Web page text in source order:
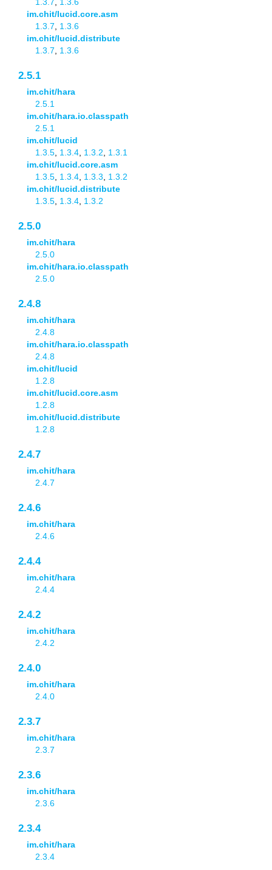
im.chit/lucid.core.asm
1.3.7
1.3.6
im.chit/lucid.distribute
1.3.7
1.3.6
2.5.1
im.chit/hara
2.5.1
im.chit/hara.io.classpath
2.5.1
im.chit/lucid
1.3.5 1.3.4 1.3.2
1.3.1
im.chit/lucid.core.asm
1.3.5 1.3.4 1.3.3
1.3.2
im.chit/lucid.distribute
1.3.5 1.3.4 1.3.2
2.5.0
im.chit/hara
2.5.0
im.chit/hara.io.classpath
2.5.0
2.4.8
im.chit/hara
2.4.8
im.chit/hara.io.classpath
2.4.8
im.chit/lucid
1.2.8
im.chit/lucid.core.asm
1.2.8
im.chit/lucid.distribute
1.2.8
2.4.7
im.chit/hara
2.4.7
2.4.6
im.chit/hara
2.4.6
2.4.4
im.chit/hara
2.4.4
2.4.2
im.chit/hara
2.4.2
2.4.0
im.chit/hara
2.4.0
2.3.7
im.chit/hara
2.3.7
2.3.6
im.chit/hara
2.3.6
2.3.4
im.chit/hara
2.3.4